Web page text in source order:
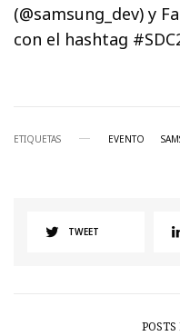
(@samsung_dev) y
con el hashtag
ETIQUETAS EVENTO
TWEET